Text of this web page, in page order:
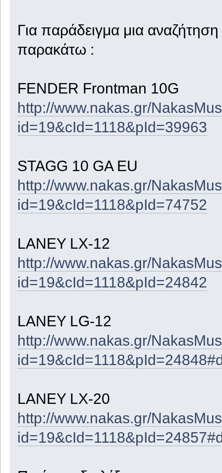
Για παράδειγμα μια
παρακάτω :
FENDER Frontman 10G
http://www.nakas.gr/
id=19&cId=1118&pId=39963
STAGG 10 GA EU
http://www.nakas.gr/
id=19&cId=1118&pId=74752
LANEY LX-12
http://www.nakas.gr/
id=19&cId=1118&pId=24842
LANEY LG-12
http://www.nakas.gr/
LANEY LX-20
http://www.nakas.gr/